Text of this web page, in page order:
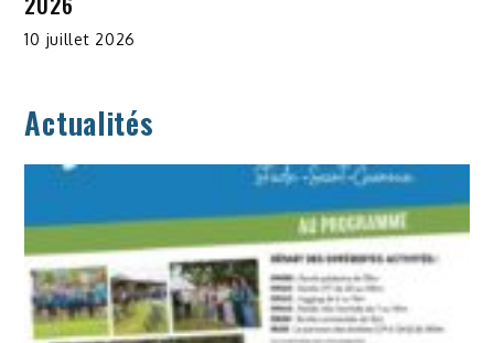
10 juillet 2026
Actualités